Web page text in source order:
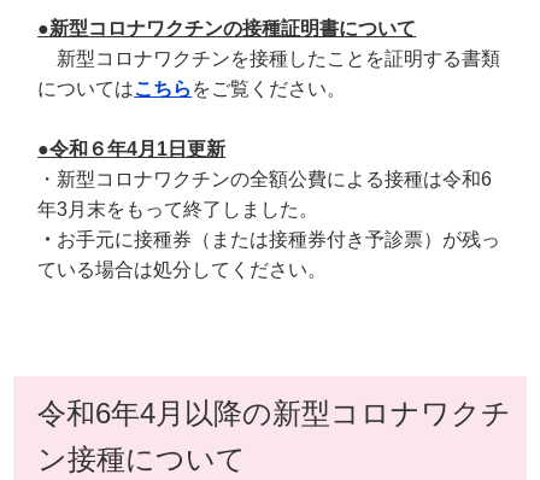
●新型コロナワクチンの接種証明書について
新型コロナワクチンを接種したことを証明する書類
についてはこちら をご覧ください。
●令和６年4月1日更新
・新型コロナワクチンの全額公費による接種は令和6
年3月末をもって終了しました。
・ お手元に接種券（または接種券付き予診票）が残っ
ている場合は処分してください。
令和6年4月以降の新型コロナワクチ
ン接種について